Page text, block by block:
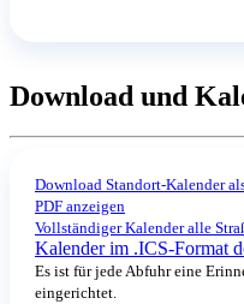
Download und
Download Standort-Kalender
PDF anzeigen
Vollständiger Kalender alle
Kalender im .ICS-Format
Es ist für jede Abfuhr eine
eingerichtet.